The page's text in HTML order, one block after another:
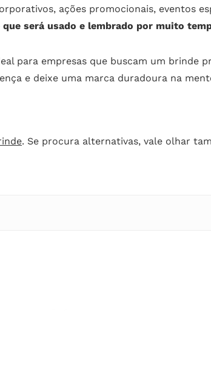
ações promocionais, eventos
será usado e lembrado por muito
para empresas que buscam um brinde
e deixe uma marca duradoura na
. Se procura alternativas, vale olhar